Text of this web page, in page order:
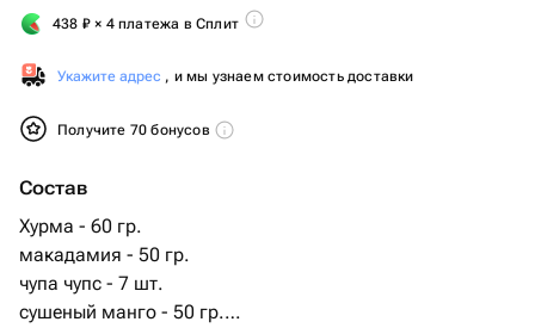
438 ₽ × 4 платежа в Сплит
Укажите адрес , и мы узнаем стоимость доставки
Получите 70 бонусов
Состав
Хурма - 60 гр.
макадамия - 50 гр.
чупа чупс - 7 шт.
сушеный манго - 50 гр.